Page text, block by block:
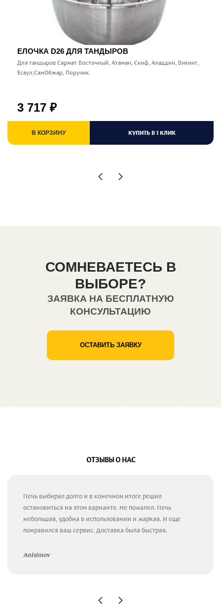
ЕЛОЧКА D26 ДЛЯ ТАНДЫРОВ
Для тандыров Сармат Восточный, Атаман, Скиф, Аладдин, Викинг,
Есаул,СамОбжар, Поручик.
3 717 ₽
В КОРЗИНУ КУПИТЬ В 1 КЛИК
СОМНЕВАЕТЕСЬ В
ВЫБОРЕ?
ЗАЯВКА НА БЕСПЛАТНУЮ
КОНСУЛЬТАЦИЮ
ОСТАВИТЬ ЗАЯВКУ
ОТЗЫВЫ О НАС
Печь выбирал долго и в конечном итоге решил
остановиться на этом варианте. Не пожалел. Печь
небольшая, удобна в использовании и жаркая. И еще
понравился ваш сервис. Доставка была быстрая.
Anisimov